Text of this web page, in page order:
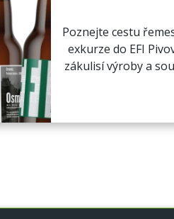
Poznejte cestu
exkurze do EFI
zákulisí výroby a